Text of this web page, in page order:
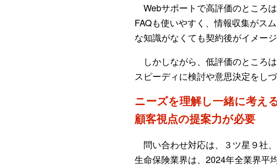
Webサポートで高評価のところ
FAQも使いやすく、情報収集がス
な知識がなくても契約後がイメー
しかしながら、低評価のところ
スピーディに検討や意思決定をし
ニーズを理解し一緒に考え
顧客視点の提案力が必要
問い合わせ対応は、３ツ星９社
生命保険業界は、2024年全業界平